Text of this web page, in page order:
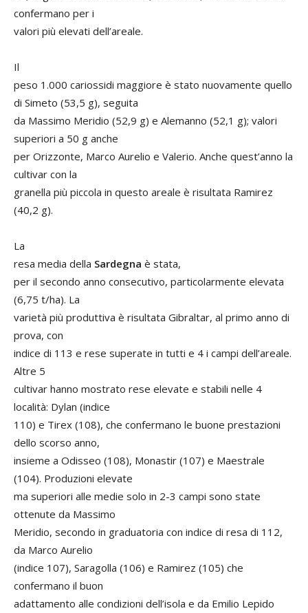
confermano per i
valori più elevati dell’areale.
Il
peso 1.000 cariossidi maggiore è stato nuovamente quello
di Simeto (53,5 g), seguita
da Massimo Meridio (52,9 g) e Alemanno (52,1 g); valori
superiori a 50 g anche
per Orizzonte, Marco Aurelio e Valerio. Anche quest’anno la
cultivar con la
granella più piccola in questo areale è risultata Ramirez
(40,2 g).
La
resa media della Sardegna è stata,
per il secondo anno consecutivo, particolarmente elevata
(6,75 t/ha). La
varietà più produttiva è risultata Gibraltar, al primo anno di
prova, con
indice di 113 e rese superate in tutti e 4 i campi dell’areale.
Altre 5
cultivar hanno mostrato rese elevate e stabili nelle 4
località: Dylan (indice
110) e Tirex (108), che confermano le buone prestazioni
dello scorso anno,
insieme a Odisseo (108), Monastir (107) e Maestrale
(104). Produzioni elevate
ma superiori alle medie solo in 2-3 campi sono state
ottenute da Massimo
Meridio, secondo in graduatoria con indice di resa di 112,
da Marco Aurelio
(indice 107), Saragolla (106) e Ramirez (105) che
confermano il buon
adattamento alle condizioni dell’isola e da Emilio Lepido